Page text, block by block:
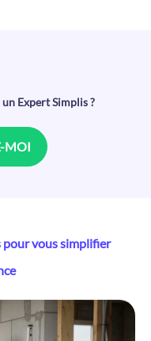
Expert Simplis ?
MOI
pour vous simplifier